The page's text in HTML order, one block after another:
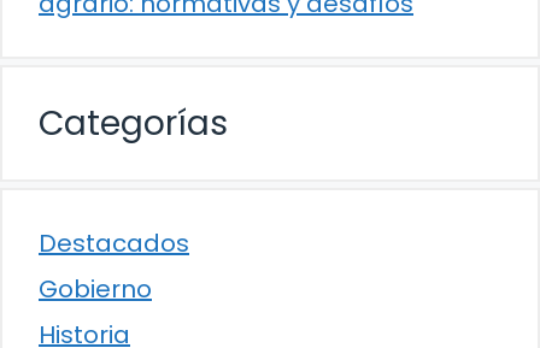
Categorías
Destacados
Gobierno
Historia